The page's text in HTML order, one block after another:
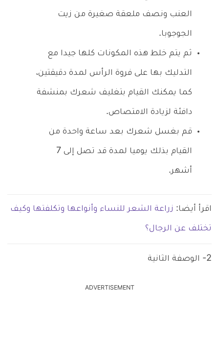
العنب ونصف ملعقة صغيرة من زيت
الجوجوبا.
ثم يتم خلط هذه المكونات كلها جيدا مع
التدليك بها على فروة الرأس لمدة دقيقتين،
كما يمكنك القيام بتغليف شعرك بمنشفة
دافئة لزيادة الامتصاص.
قم بغسل شعرك بعد ساعة واحدة من
القيام بذلك يوميا لمدة قد تصل إلى 7
أشهر.
اقرأ أيضا: زراعة الشعر للنساء وأنواعها وتكلفتها وكيف
تختلف عن الرجال؟
2- الوصفة الثانية
ADVERTISEMENT